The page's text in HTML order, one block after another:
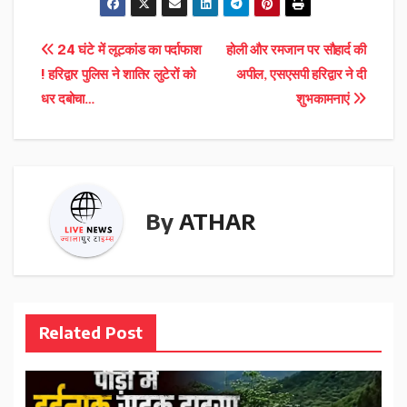
Post
navigation
होली और रमजान पर सौहार्द की
अपील, एसएसपी हरिद्वार ने दी
शुभकामनाएं
24 घंटे में लूटकांड का पर्दाफाश
! हरिद्वार पुलिस ने शातिर लुटेरों को
धर दबोचा…
By ATHAR
Related Post